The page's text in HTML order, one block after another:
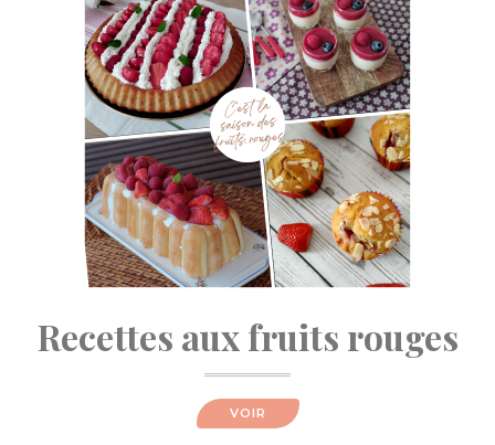
Recettes aux fruits rouges
VOIR